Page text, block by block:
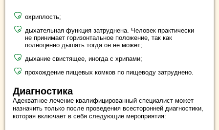
охриплость;
дыхательная функция затруднена. Человек практически
не принимает горизонтальное положение, так как
полноценно дышать тогда он не может;
дыхание свистящее, иногда с хрипами;
прохождение пищевых комков по пищеводу затруднено.
Диагностика
Адекватное лечение квалифицированный специалист может
назначить только после проведения всесторонней диагностики,
которая включает в себя следующие мероприятия: